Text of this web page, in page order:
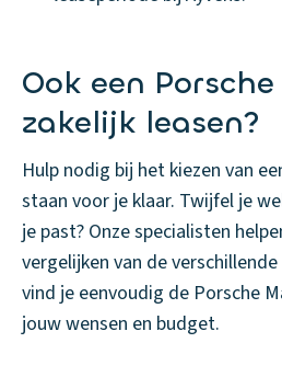
Ook een
zakelijk leasen?
Hulp nodig bij het kiezen van
staan voor je klaar. Twijfel je
je past? Onze specialisten
vergelijken van de
vind je eenvoudig de Porsche
jouw wensen en budget.